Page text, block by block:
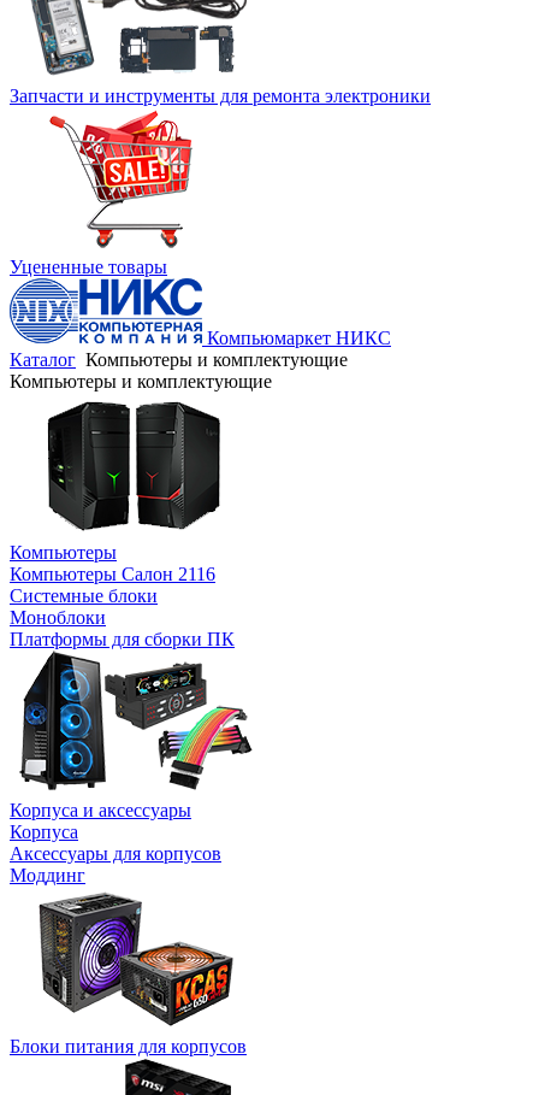
Запчасти и инструменты для ремонта электроники
Уцененные товары
Компьюмаркет НИКС
Каталог Компьютеры и комплектующие
Компьютеры и комплектующие
Компьютеры
Компьютеры Салон 2116
Системные блоки
Моноблоки
Платформы для сборки ПК
Корпуса и аксессуары
Корпуса
Аксессуары для корпусов
Моддинг
Блоки питания для корпусов